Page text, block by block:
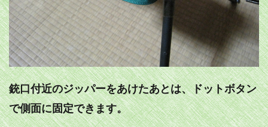
銃口付近のジッパーをあけたあとは、ドットボタン
で側面に固定できます。